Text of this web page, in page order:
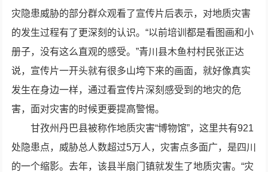
灾隐患威胁的部分群众观看了宣传片后表示，对地质灾害
的发生过程有了更深刻的认识。“以前培训都是看图画和小
册子，没有这么直观的感受。”青川县木鱼村村民张正达
说，宣传片一开头就有很多山垮下来的画面，就好像真实
发生在身边一样，通过看宣传片深刻感受到的地灾的危
害，面对灾害的时候更要提高警惕。
甘孜州丹巴县被称作地质灾害“博物馆”，这里共有921
处隐患点，威胁总人数超过5万人，灾害点多面广，是四川
的一个缩影。去年，该县半扇门镇就发生了地质灾害。“灾